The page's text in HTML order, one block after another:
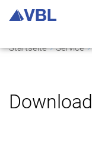
Startseite Service